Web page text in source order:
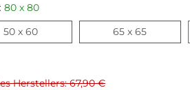
80 x 80
50 x 6050 x 60 65 x 6565 x 65
Herstellers: 67,90 €